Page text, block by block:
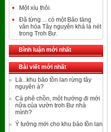
Một xíu thôi.
Đã từng ... có một Bảo tàng
văn hóa Tây nguyên khá là nét
trong Troh Bư.
Bình luận mới nhất
Bài viết mới nhất
Là...khu bảo tồn lan rừng tây
nguyên à?
Cà phê chồn, một hướng đi mới
nữa của vườn troh Bư nhà
mình?
Ý tưởng mới cho khu bảo tồn lan